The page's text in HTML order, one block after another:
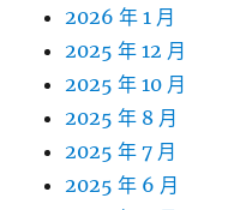
2026 年 1 月
2025 年 12 月
2025 年 10 月
2025 年 8 月
2025 年 7 月
2025 年 6 月